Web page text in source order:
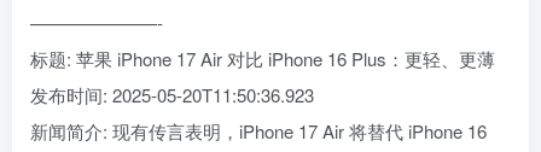
———————-
标题: 苹果 iPhone 17 Air 对比 iPhone 16 Plus：更轻、更薄
发布时间: 2025-05-20T11:50:36.923
新闻简介: 现有传言表明，iPhone 17 Air 将替代 iPhone 16